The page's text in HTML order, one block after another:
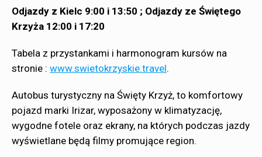
Odjazdy z Kielc 9:00 i 13:50 ; Odjazdy ze Świętego
Krzyża 12:00 i 17:20
Tabela z przystankami i harmonogram kursów na
stronie : www.swietokrzyskie.travel.
Autobus turystyczny na Święty Krzyż, to komfortowy
pojazd marki Irizar, wyposażony w klimatyzację,
wygodne fotele oraz ekrany, na których podczas jazdy
wyświetlane będą filmy promujące region.